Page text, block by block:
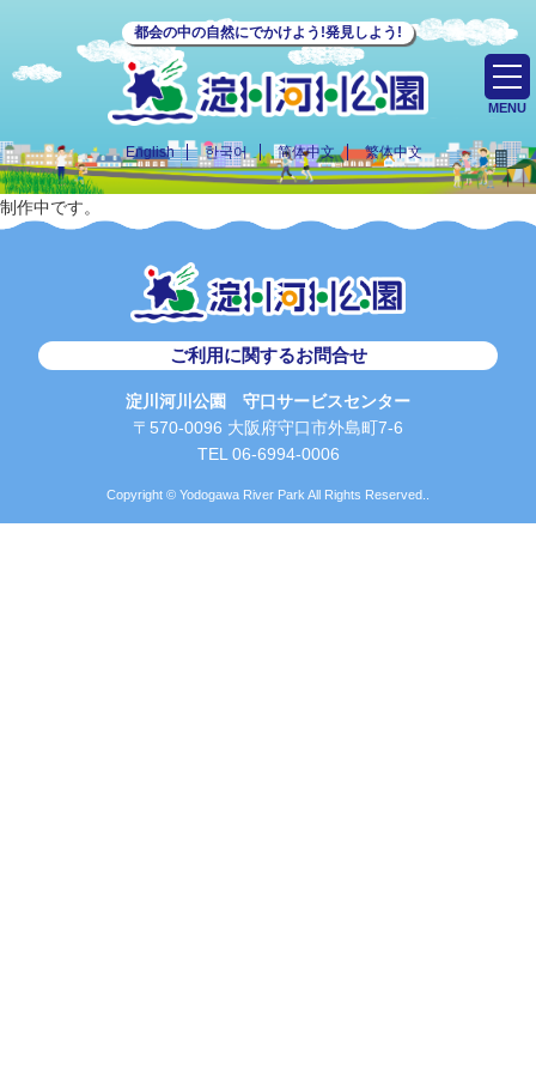
都会の中の自然にでかけよう!発見しよう!
English 한국어 简体中文 繁体中文
MENU
制作中です。
ご利用に関するお問合せ
淀川河川公園 守口サービスセンター
〒570-0096 大阪府守口市外島町7-6
TEL 06-6994-0006
Copyright © Yodogawa River Park All Rights Reserved..